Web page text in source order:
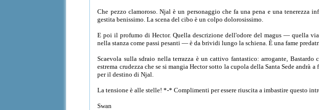
Che pezzo clamoroso. Njal è un personaggio che fa una pena e una
gestita benissimo. La scena del cibo è un colpo dolorosissimo.
E poi il profumo di Hector. Quella descrizione dell'odore del magus — quella
nella stanza come passi pesanti — è da brividi lungo la schiena. È una fame
Scaevola sulla sdraio nella terrazza è un cattivo fantastico: arrogante,
estrema crudezza che se si mangia Hector sotto la cupola della Santa Sede
per il destino di Njal.
La tensione è alle stelle! *-* Complimenti per essere riuscita a imbastire questo
Swan